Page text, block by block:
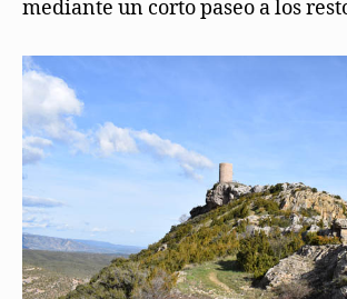
mediante un corto paseo a los